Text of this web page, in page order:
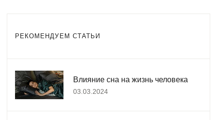
РЕКОМЕНДУЕМ СТАТЬИ
Влияние сна на жизнь человека
03.03.2024